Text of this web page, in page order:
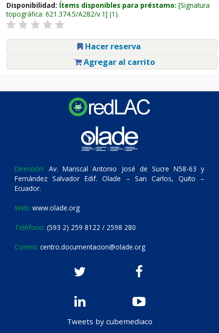
Disponibilidad: Ítems disponibles para préstamo: Signatura
topográfica: 621.374.5/A282/v.1 (1).
Hacer reserva
Agregar al carrito
Dirección: Av. Mariscal Antonio José de Sucre N58-63 y
Fernández Salvador Edif. Olade – San Carlos, Quito –
Ecuador.
Web: www.olade.org
Teléfono: (593 2) 259 8122 / 2598 280
Correo: centro.documentacion@olade.org
Tweets by cubemediaco